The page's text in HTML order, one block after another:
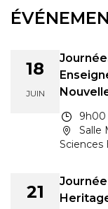
18
JUIN
9h00
Salle
Sciences
21